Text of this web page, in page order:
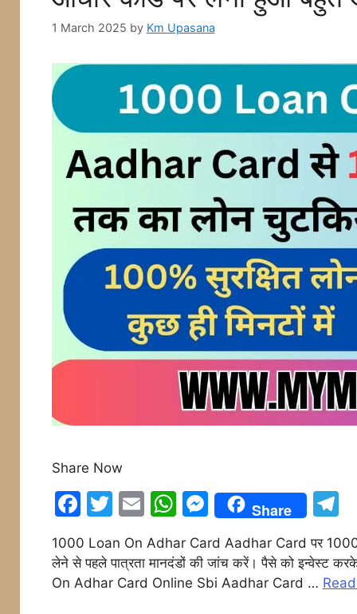
1 March 2025 by Km Upasana
Share Now
F
a
c
e
T
w
itt
er
E
m
ai
l
W
at
s
M
e
s
s
Share
T
el
e
1000 Loan On Adhar Card Aadhar Card पर 1000
लेने से पहले पात्रता मानदंडों की जांच करें। पैसे को इन्वेस्ट
On Adhar Card Online Sbi Aadhar Card …